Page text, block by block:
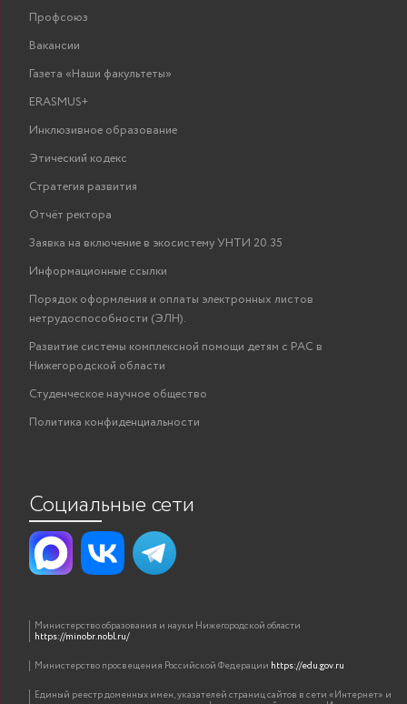
Профсоюз
Вакансии
Газета «Наши факультеты»
ERASMUS+
Инклюзивное образование
Этический кодекс
Стратегия развития
Отчёт ректора
Заявка на включение в экосистему УНТИ 20.35
Информационные ссылки
Порядок оформления и оплаты электронных листов
нетрудоспособности (ЭЛН).
Развитие системы комплексной помощи детям с РАС в
Нижегородской области
Студенческое научное общество
Политика конфиденциальности
Социальные сети
Министерство образования и науки Нижегородской области
https://minobr.nobl.ru/
Министерство просвещения Российской Федерации https://edu.gov.ru
Единый реестр доменных имен, указателей страниц сайтов в сети «Интернет» и